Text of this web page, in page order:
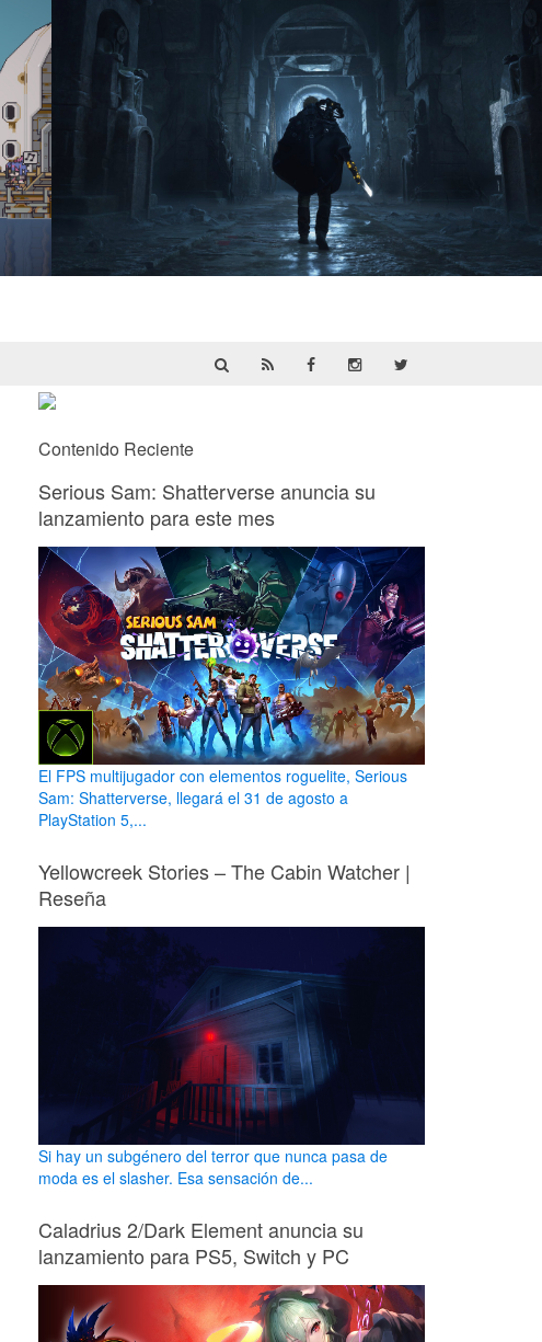
Contenido Reciente
Serious Sam: Shatterverse anuncia su
lanzamiento para este mes
El FPS multijugador con elementos roguelite, Serious
Sam: Shatterverse, llegará el 31 de agosto a
PlayStation 5,...
Yellowcreek Stories – The Cabin Watcher |
Reseña
Si hay un subgénero del terror que nunca pasa de
moda es el slasher. Esa sensación de...
Caladrius 2/Dark Element anuncia su
lanzamiento para PS5, Switch y PC